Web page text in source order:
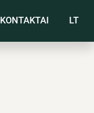
KONTAKTAI LT